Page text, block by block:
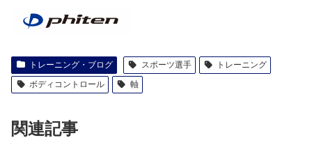
トレーニング・ブログ スポーツ選手
トレーニング
ボディコントロール
軸
関連記事